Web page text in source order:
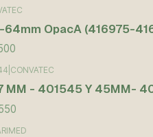
64mm OpacA (416975-
CONVATEC
MM - 401545 Y 45MM-